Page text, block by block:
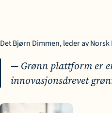
Det Bjørn Dimmen, leder av
— Grønn plattform er
innovasjonsdrevet